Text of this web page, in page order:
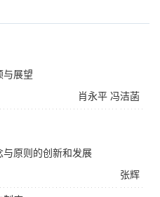
肖永平 冯洁菡
与展望
张辉
原则的创新和发展